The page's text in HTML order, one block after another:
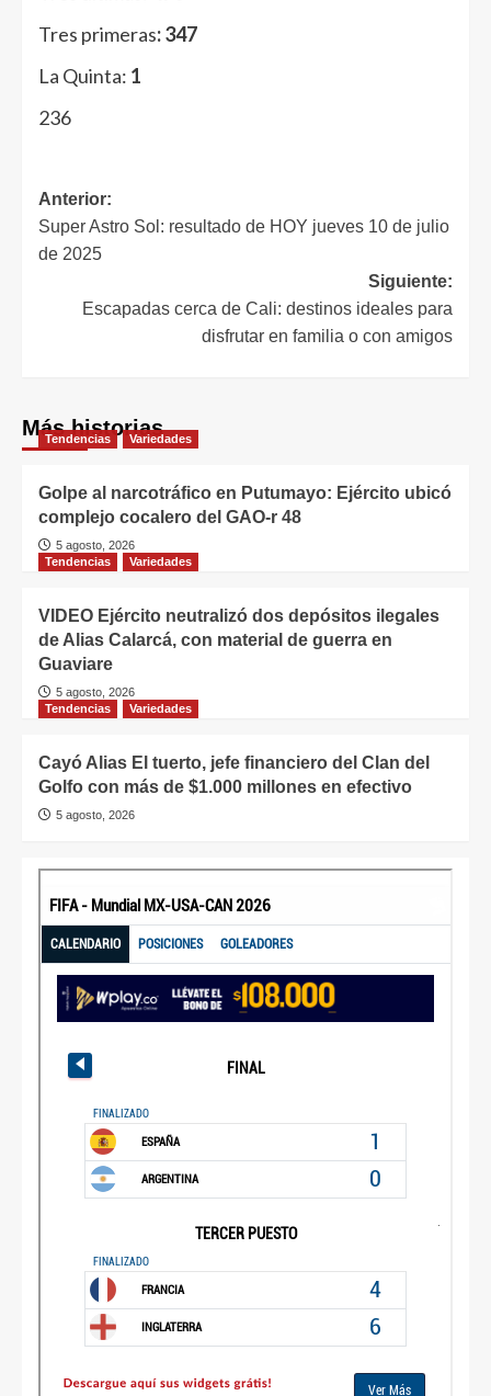
Tres primeras: 347
La Quinta: 1
236
Anterior:
Super Astro Sol: resultado de HOY jueves 10 de julio
de 2025
Siguiente:
Escapadas cerca de Cali: destinos ideales para
disfrutar en familia o con amigos
Más historias
Tendencias Variedades
Golpe al narcotráfico en Putumayo: Ejército ubicó
complejo cocalero del GAO-r 48
5 agosto, 2026
Tendencias
Variedades
VIDEO Ejército neutralizó dos depósitos ilegales
de Alias Calarcá, con material de guerra en
Guaviare
5 agosto, 2026
Tendencias
Variedades
Cayó Alias El tuerto, jefe financiero del Clan del
Golfo con más de $1.000 millones en efectivo
5 agosto, 2026